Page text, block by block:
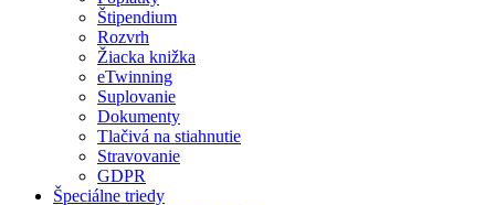
Štipendium
Rozvrh
Žiacka knižka
eTwinning
Suplovanie
Dokumenty
Tlačivá na stiahnutie
Stravovanie
GDPR
Špeciálne triedy